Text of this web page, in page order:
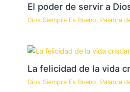
El poder de servir a
Dios Siempre Es Bueno, Palabra
La felicidad de la vida
Dios Siempre Es Bueno, Palabra